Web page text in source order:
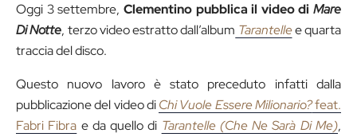
Oggi 3 settembre, Clementino pubblica il video di Mare
Di Notte, terzo video estratto dall’album Tarantellee quarta
traccia del disco.
Questo nuovo lavoro è stato preceduto infatti dalla
pubblicazione del video diChi Vuole Essere Milionario?feat.
Fabri Fibra e da quello di Tarantelle (Che Ne Sarà Di Me),